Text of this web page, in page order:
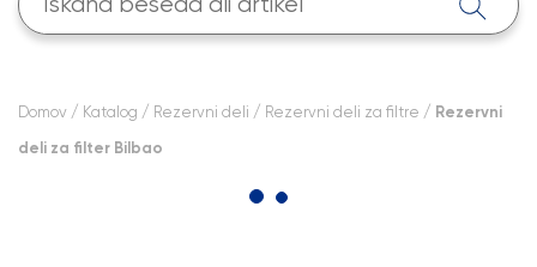
Domov / Katalog / Rezervni deli / Rezervni deli za filtre / Rezervni
deli za filter Bilbao